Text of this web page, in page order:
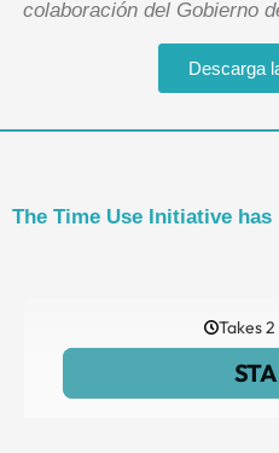
colaboración del Gobierno
Descarga
The Time Use Initiative has